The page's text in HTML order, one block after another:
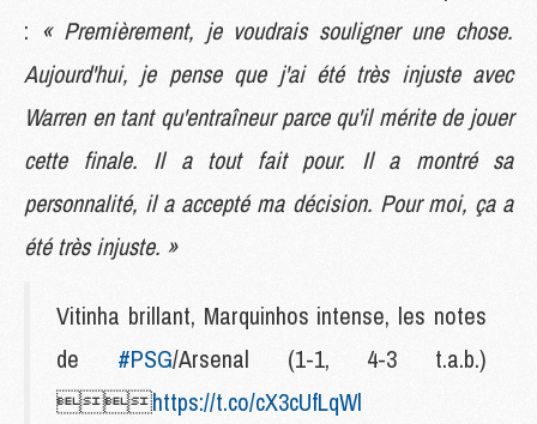
: « Premièrement, je voudrais souligner une chose.
Aujourd'hui, je pense que j'ai été très injuste avec
Warren en tant qu'entraîneur parce qu'il mérite de jouer
cette finale. Il a tout fait pour. Il a montré sa
personnalité, il a accepté ma décision. Pour moi, ça a
été très injuste. »
Vitinha brillant, Marquinhos intense, les notes
de #PSG/Arsenal (1-1, 4-3 t.a.b.)
https://t.co/cX3cUfLqWl